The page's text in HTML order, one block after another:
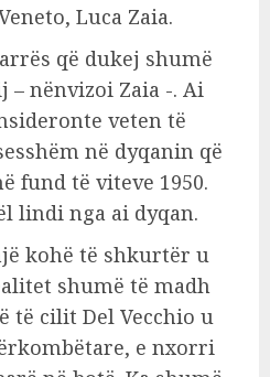
Luca Zaia.
që dukej shumë
nënvizoi Zaia -. Ai
veten të
në dyqanin që
fund të viteve 1950.
lindi nga ai dyqan.
kohë të shkurtër u
shumë të madh
të cilit Del Vecchio u
e nxorri